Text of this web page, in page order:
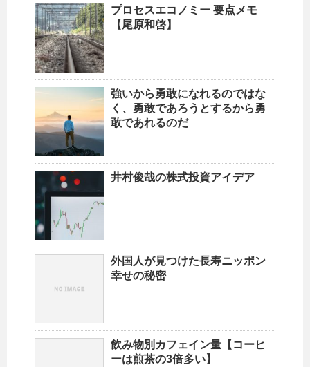
プロセスエコノミー 要点メモ
【尾原和啓】
強いから勇敢になれるのではな
く、勇敢であろうとするから勇
敢であれるのだ
井村俊哉の株式投資アイデア
外国人が見つけた長寿ニッポン
幸せの秘密
飲み物別カフェイン量【コーヒ
ーは煎茶の3倍多い】